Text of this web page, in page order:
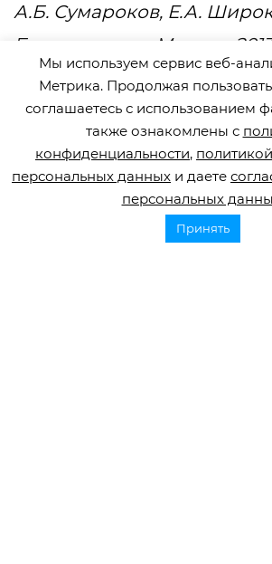
А.Б. Сумароков, Е.А.
Бурячковская, Москва, 2013
4. «Нарушения липидного
Клинические
Российское
5. «Рекомендации по
Мы используем сервис веб-
Метрика. Продолжая
соглашаетесь с использованием
также ознакомлены с
конфиденциальности,
персональных данных и даете
персональных
Принять